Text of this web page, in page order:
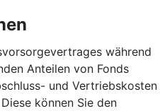
während
Anteilen von Fonds
und Vertriebskosten
können Sie den